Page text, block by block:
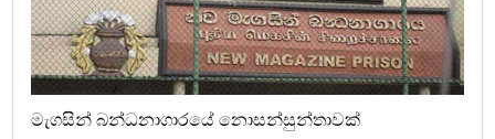
මැගසින් බන්ධනාගාරයේ නොසන්සුන්තාවක්